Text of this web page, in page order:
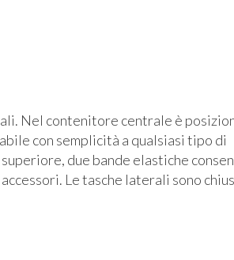
Nel contenitore centrale è
con semplicità a qualsiasi tipo di
due bande elastiche
Le tasche laterali sono